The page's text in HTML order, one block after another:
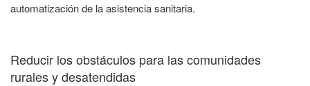
automatización de la asistencia sanitaria.
Reducir los obstáculos para las comunidades
rurales y desatendidas